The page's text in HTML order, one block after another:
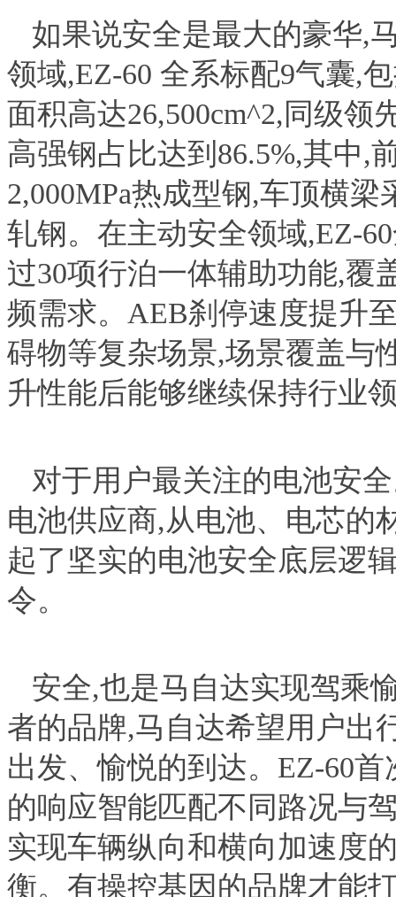
如果说安全是最大的豪华,
领域,EZ-60 全系标配9气囊,
面积高达26,500cm^2,同级领
高强钢占比达到86.5%,其中,
2,000MPa热成型钢,车顶横
轧钢。在主动安全领域,EZ-
过30项行泊一体辅助功能,覆
频需求。AEB刹停速度提升
碍物等复杂场景,场景覆盖与
升性能后能够继续保持行业
对于用户最关注的电池安
电池供应商,从电池、电芯的
起了坚实的电池安全底层逻
令。
安全,也是马自达实现驾乘
者的品牌,马自达希望用户出
出发、愉悦的到达。EZ-60
的响应智能匹配不同路况与
实现车辆纵向和横向加速度
衡。有操控基因的品牌才能